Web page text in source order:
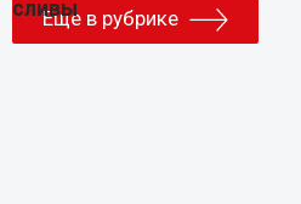
Еще в рубрике